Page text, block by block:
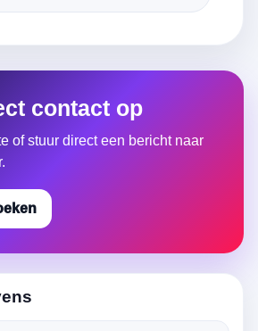
contact op
of stuur direct een bericht naar